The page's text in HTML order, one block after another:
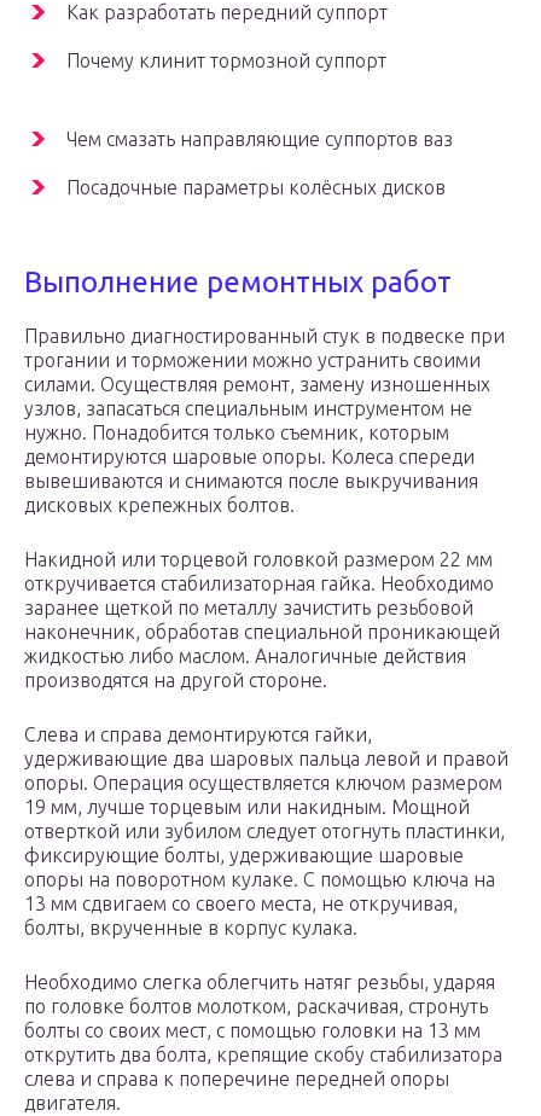
Как разработать передний суппорт
Почему клинит тормозной суппорт
Чем смазать направляющие суппортов ваз
Посадочные параметры колёсных дисков
Выполнение ремонтных работ
Правильно диагностированный стук в подвеске при
трогании и торможении можно устранить своими
силами. Осуществляя ремонт, замену изношенных
узлов, запасаться специальным инструментом не
нужно. Понадобится только съемник, которым
демонтируются шаровые опоры. Колеса спереди
вывешиваются и снимаются после выкручивания
дисковых крепежных болтов.
Накидной или торцевой головкой размером 22 мм
откручивается стабилизаторная гайка. Необходимо
заранее щеткой по металлу зачистить резьбовой
наконечник, обработав специальной проникающей
жидкостью либо маслом. Аналогичные действия
производятся на другой стороне.
Слева и справа демонтируются гайки,
удерживающие два шаровых пальца левой и правой
опоры. Операция осуществляется ключом размером
19 мм, лучше торцевым или накидным. Мощной
отверткой или зубилом следует отогнуть пластинки,
фиксирующие болты, удерживающие шаровые
опоры на поворотном кулаке. С помощью ключа на
13 мм сдвигаем со своего места, не откручивая,
болты, вкрученные в корпус кулака.
Необходимо слегка облегчить натяг резьбы, ударяя
по головке болтов молотком, раскачивая, стронуть
болты со своих мест, с помощью головки на 13 мм
открутить два болта, крепящие скобу стабилизатора
слева и справа к поперечине передней опоры
двигателя.